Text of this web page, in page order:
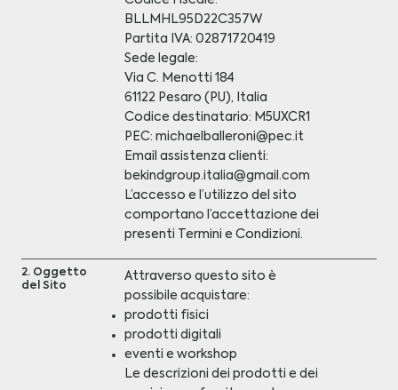
BLLMHL95D22C357W
Partita IVA: 02871720419
Sede legale:
Via C. Menotti 184
61122 Pesaro (PU), Italia
Codice destinatario: M5UXCR1
PEC: michaelballeroni@pec.it
Email assistenza clienti:
bekindgroup.italia@gmail.com
L’accesso e l’utilizzo del sito
comportano l’accettazione dei
presenti Termini e Condizioni.
2. Oggetto
del Sito
Attraverso questo sito è
possibile acquistare:
prodotti fisici
prodotti digitali
eventi e workshop
Le descrizioni dei prodotti e dei